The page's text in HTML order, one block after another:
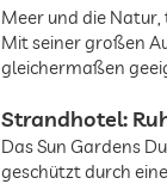
historisches Viertel
Stadtzentrum
Meer und die Natur,
Mit seiner großen
gleichermaßen
Strandhotel:
Das Sun Gardens
geschützt durch